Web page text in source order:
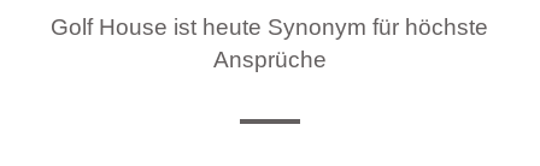
Golf House ist heute Synonym für höchste
Ansprüche